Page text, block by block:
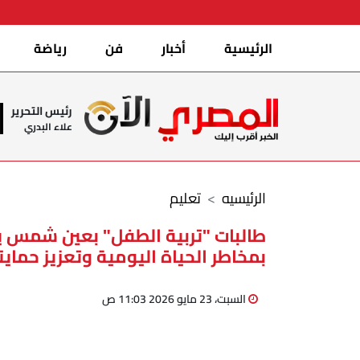
الرئيسية أخبار فن رياضة
رئيس التحرير
علاء البدري
تعليم الرئيسيه
طالبات "تربية الطفل" بعين شمس
بمخاطر الحياة اليومية وتعزيز
السبت، 23 مايو 2026 11:03 ص